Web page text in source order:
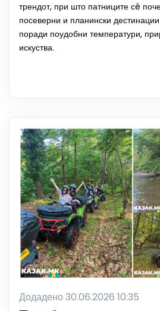
трендот, при што патниците сè
посеверни и планински
поради поудобни температури,
искуства.
Додадено 30.06.2026 10:35